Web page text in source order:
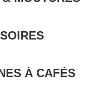
À CAFÉS